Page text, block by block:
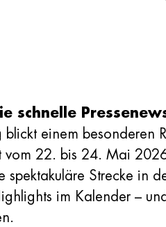
schnelle
blickt einem
vom 22. bis 24. Mai
spektakuläre Strecke in
im Kalender –